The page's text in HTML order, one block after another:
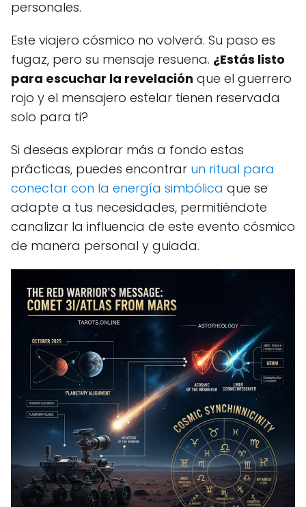
personales.
Este viajero cósmico no volverá. Su paso es
fugaz, pero su mensaje resuena. ¿Estás listo
para escuchar la revelación que el guerrero
rojo y el mensajero estelar tienen reservada
solo para ti?
Si deseas explorar más a fondo estas
prácticas, puedes encontrar un ritual para
conectar con la energía simbólica que se
adapte a tus necesidades, permitiéndote
canalizar la influencia de este evento cósmico
de manera personal y guiada.